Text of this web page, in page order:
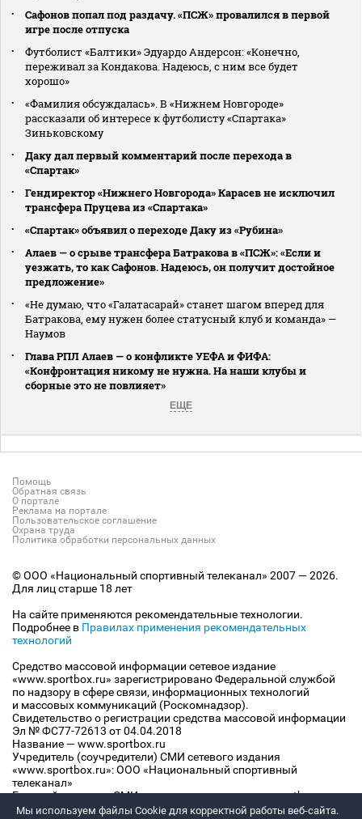
Сафонов попал под раздачу. «ПСЖ» провалился в первой
игре после отпуска
Футболист «Балтики» Эдуардо Андерсон: «Конечно,
переживал за Кондакова. Надеюсь, с ним все будет
хорошо»
«Фамилия обсуждалась». В «Нижнем Новгороде»
рассказали об интересе к футболисту «Спартака»
Зиньковскому
Даку дал первый комментарий после перехода в
«Спартак»
Гендиректор «Нижнего Новгорода» Карасев не исключил
трансфера Пруцева из «Спартака»
«Спартак» объявил о переходе Даку из «Рубина»
Алаев — о срыве трансфера Батракова в «ПСЖ»: «Если и
уезжать, то как Сафонов. Надеюсь, он получит достойное
предложение»
«Не думаю, что «Галатасарай» станет шагом вперед для
Батракова, ему нужен более статусный клуб и команда» —
Наумов
Глава РПЛ Алаев — о конфликте УЕФА и ФИФА:
«Конфронтация никому не нужна. На наши клубы и
сборные это не повлияет»
ЕЩЕ
Помощь
Обратная связь
О портале
Реклама на портале
Пользовательское соглашение
Охрана труда
Политика обработки персональных данных
© ООО «Национальный спортивный телеканал» 2007 — 2026.
Для лиц старше 18 лет
На сайте применяются рекомендательные технологии.
Подробнее в Правилах применения рекомендательных
технологий
Средство массовой информации сетевое издание
«www.sportbox.ru» зарегистрировано Федеральной службой
по надзору в сфере связи, информационных технологий
и массовых коммуникаций (Роскомнадзор).
Свидетельство о регистрации средства массовой информации
Эл № ФС77-72613 от 04.04.2018
Название — www.sportbox.ru
Учредитель (соучредители) СМИ сетевого издания
«www.sportbox.ru»: ООО «Национальный спортивный
телеканал»
Главный редактор СМИ сетевого издания «www.sportbox.ru»:
Конов В.А.
Мы используем файлы Сookie для корректной работы веб-сайта.